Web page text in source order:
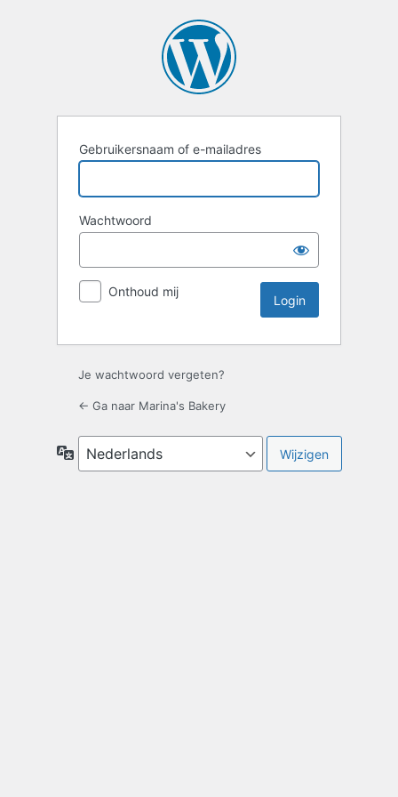
Gebruikersnaam of e-mailadres
Wachtwoord
Onthoud mij
Je wachtwoord vergeten?
← Ga naar Marina's Bakery
Taal